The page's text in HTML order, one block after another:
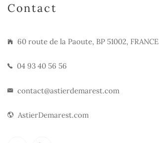
Contact
60 route de la Paoute, BP 51002, FRANCE
04 93 40 56 56
contact@astierdemarest.com
AstierDemarest.com